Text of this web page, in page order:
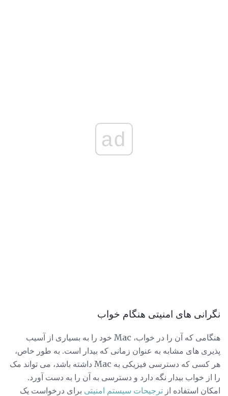
ad
نگرانی های امنیتی هنگام خواب
هنگامی که آن را در خواب، Mac خود را به بسیاری از آسیب
پذیری های مشابه به عنوان زمانی که بیدار است. به طور خاص،
هر کسی که دسترسی فیزیکی به Mac داشته باشد، می تواند مک
را از خواب بیدار نگه دارد و دسترسی به آن را به دست آورد.
امکان استفاده از ترجیحات سیستم امنیتی برای درخواست یک